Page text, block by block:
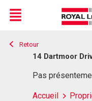
Live
En Direct
Menu
Retour
14 Dartmoor
Pas
Accueil